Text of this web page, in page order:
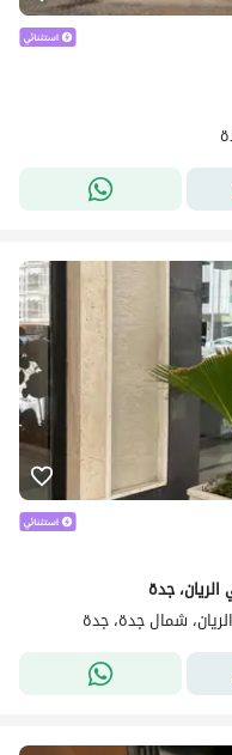
جدة
شمال جدة، جدة